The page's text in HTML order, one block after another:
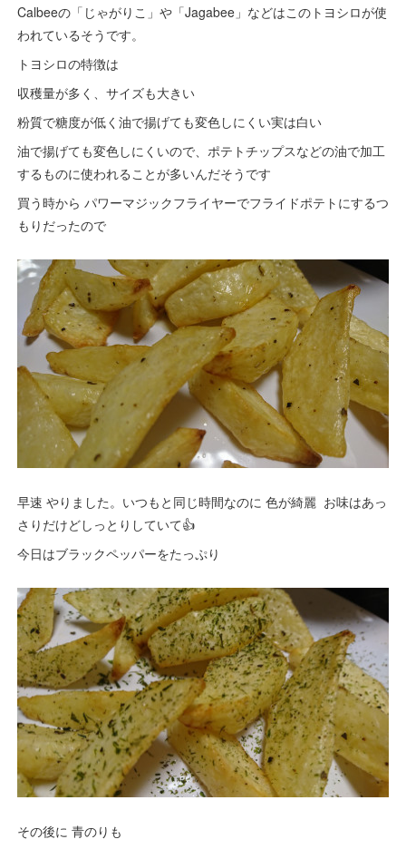
Calbeeの「じゃがりこ」や「Jagabee」などはこのトヨシロが使
われているそうです。
トヨシロの特徴は
収穫量が多く、サイズも大きい
粉質で糖度が低く油で揚げても変色しにくい実は白い
油で揚げても変色しにくいので、ポテトチップスなどの油で加工
するものに使われることが多いんだそうです
買う時から パワーマジックフライヤーでフライドポテトにするつ
もりだったので
早速 やりました。いつもと同じ時間なのに 色が綺麗 お味はあっ
さりだけどしっとりしていて👍
今日はブラックペッパーをたっぷり
その後に 青のりも